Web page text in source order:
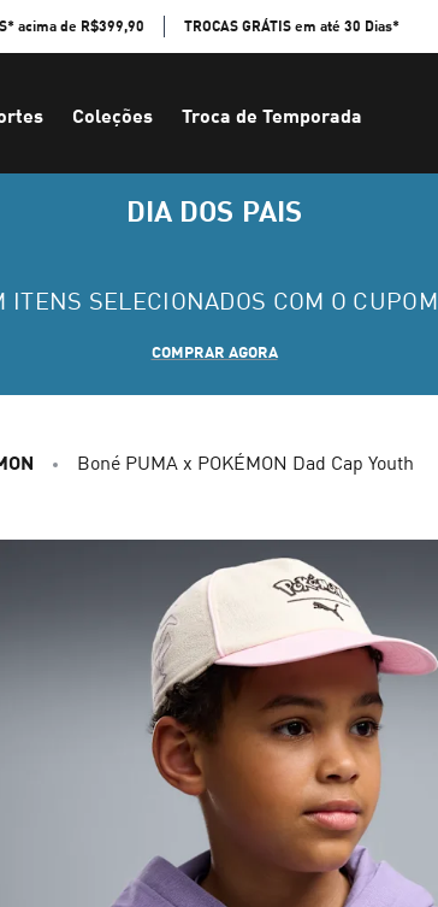
acima de R$399,90 TROCAS GRÁTIS em até 30 Dias*
Coleções Troca de Temporada
DIA DOS PAIS
ITENS SELECIONADOS COM O CUPOM
COMPRAR AGORA
Boné PUMA x POKÉMON Dad Cap Youth